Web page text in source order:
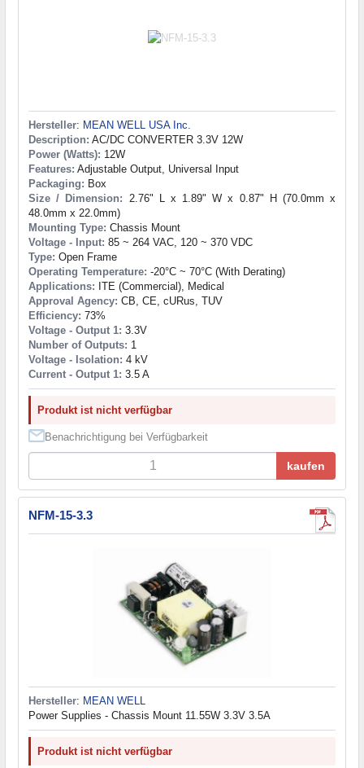
Hersteller: MEAN WELL USA Inc.
Description: AC/DC CONVERTER 3.3V 12W
Power (Watts): 12W
Features: Adjustable Output, Universal Input
Packaging: Box
Size / Dimension: 2.76" L x 1.89" W x 0.87" H (70.0mm x
48.0mm x 22.0mm)
Mounting Type: Chassis Mount
Voltage - Input: 85 ~ 264 VAC, 120 ~ 370 VDC
Type: Open Frame
Operating Temperature: -20°C ~ 70°C (With Derating)
Applications: ITE (Commercial), Medical
Approval Agency: CB, CE, cURus, TUV
Efficiency: 73%
Voltage - Output 1: 3.3V
Number of Outputs: 1
Voltage - Isolation: 4 kV
Current - Output 1: 3.5 A
Produkt ist nicht verfügbar
Benachrichtigung bei Verfügbarkeit
kaufen
NFM-15-3.3
Hersteller: MEAN WELL
Power Supplies - Chassis Mount 11.55W 3.3V 3.5A
Produkt ist nicht verfügbar